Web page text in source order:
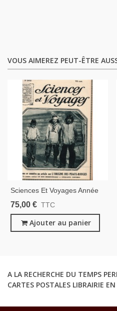
VOUS AIMEREZ PEUT-ÊTRE
Sciences Et Voyages Année
1924 Volume Relié - Revues
Industrie, Tourisme,
75,00 € TTC
Ajouter au panier
A LA RECHERCHE DU TEMPS
CARTES POSTALES LIBRAIRIE